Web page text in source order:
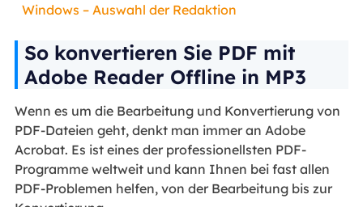
Windows – Auswahl der Redaktion
So konvertieren Sie PDF mit
Adobe Reader Offline in MP3
Wenn es um die Bearbeitung und Konvertierung von
PDF-Dateien geht, denkt man immer an Adobe
Acrobat. Es ist eines der professionellsten PDF-
Programme weltweit und kann Ihnen bei fast allen
PDF-Problemen helfen, von der Bearbeitung bis zur